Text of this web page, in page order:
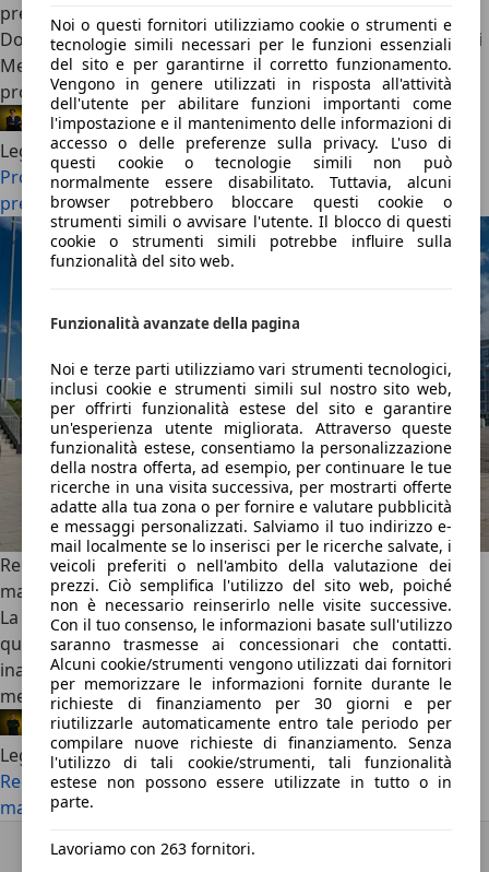
Noi o questi fornitori utilizziamo cookie o strumenti e
tecnologie simili necessari per le funzioni essenziali
del sito e per garantirne il corretto funzionamento.
Vengono in genere utilizzati in risposta all'attività
dell'utente per abilitare funzioni importanti come
l'impostazione e il mantenimento delle informazioni di
accesso o delle preferenze sulla privacy. L'uso di
questi cookie o tecnologie simili non può
normalmente essere disabilitato. Tuttavia, alcuni
browser potrebbero bloccare questi cookie o
strumenti simili o avvisare l'utente. Il blocco di questi
cookie o strumenti simili potrebbe influire sulla
funzionalità del sito web.
Funzionalità avanzate della pagina
Noi e terze parti utilizziamo vari strumenti tecnologici,
inclusi cookie e strumenti simili sul nostro sito web,
per offrirti funzionalità estese del sito e garantire
un'esperienza utente migliorata. Attraverso queste
funzionalità estese, consentiamo la personalizzazione
della nostra offerta, ad esempio, per continuare le tue
ricerche in una visita successiva, per mostrarti offerte
adatte alla tua zona o per fornire e valutare pubblicità
e messaggi personalizzati. Salviamo il tuo indirizzo e-
mail localmente se lo inserisci per le ricerche salvate, i
veicoli preferiti o nell'ambito della valutazione dei
prezzi. Ciò semplifica l'utilizzo del sito web, poiché
non è necessario reinserirlo nelle visite successive.
Con il tuo consenso, le informazioni basate sull'utilizzo
saranno trasmesse ai concessionari che contatti.
Alcuni cookie/strumenti vengono utilizzati dai fornitori
per memorizzare le informazioni fornite durante le
richieste di finanziamento per 30 giorni e per
riutilizzarle automaticamente entro tale periodo per
compilare nuove richieste di finanziamento. Senza
l'utilizzo di tali cookie/strumenti, tali funzionalità
estese non possono essere utilizzate in tutto o in
parte.
Lavoriamo con 263 fornitori.
prezzo?
Dopo due generazioni di grande successo, la terza serie di
Mercedes-Benz CLA è arrivata sul mercato cambiando
profondamente le sue carte in tavola.
Federico Ferrero·21/05/2026·Lo leggi in 9 minuti
Leggi di più
Prova Mercedes CLA: si è mangiata la Tesla, ma a che
prezzo?
Recensione Mercedes-Benz Classe C: la “baby Benz” più
matura che mai
La storia dellaMercedes-Benz Classe Cinizia nel 1982,
quando la Casa della Stella decise per una mossa all’epoca
inattesa e sorprendente: allargare la sua presenza sul
mercato verso il basso.
Giulio Verdiraimo·12/05/2026 ·Lo leggi in 11 minuti
Leggi di più
Recensione Mercedes-Benz Classe C: la “baby Benz” più
matura che mai